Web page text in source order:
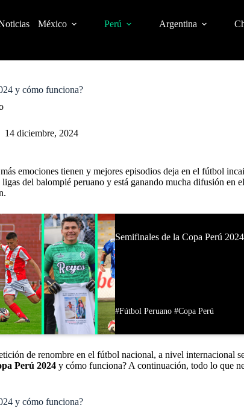
México Perú Argentina
y cómo funciona?
14 diciembre, 2024
emociones tienen y mejores episodios deja en el fútbol
del balompié peruano y está ganando mucha difusión
Semifinales de la Copa Perú
#Fútbol Peruano #Copa Perú
de renombre en el fútbol nacional, a nivel internacional
Perú 2024 y cómo funciona? A continuación, todo lo que
y cómo funciona?